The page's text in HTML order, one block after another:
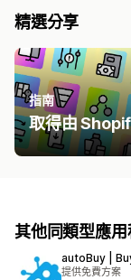
精選分享
指南
取得由
其他同類型應
autoBuy |
提供免費方案